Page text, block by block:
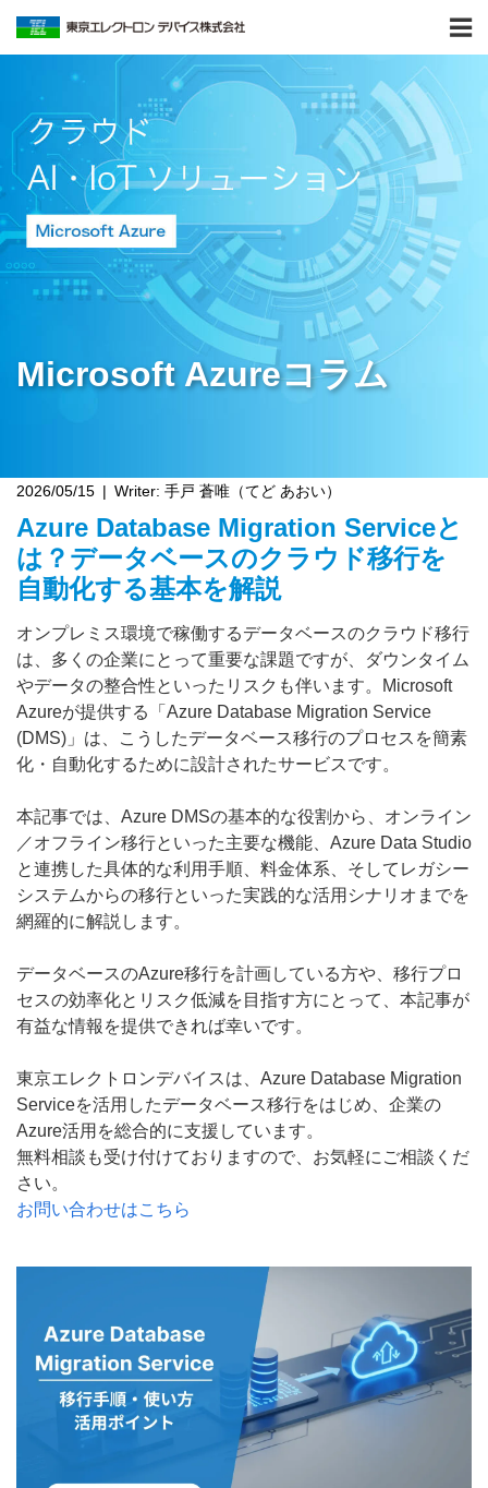
Microsoft Azureコラム
2026/05/15 Writer: 手戸 蒼唯（てど あおい）
Azure Database Migration Serviceと
は？データベースのクラウド移行を
自動化する基本を解説
オンプレミス環境で稼働するデータベースのクラウド移行
は、多くの企業にとって重要な課題ですが、ダウンタイム
やデータの整合性といったリスクも伴います。Microsoft
Azureが提供する「Azure Database Migration Service
(DMS)」は、こうしたデータベース移行のプロセスを簡素
化・自動化するために設計されたサービスです。
本記事では、Azure DMSの基本的な役割から、オンライン
／オフライン移行といった主要な機能、Azure Data Studio
と連携した具体的な利用手順、料金体系、そしてレガシー
システムからの移行といった実践的な活用シナリオまでを
網羅的に解説します。
データベースのAzure移行を計画している方や、移行プロ
セスの効率化とリスク低減を目指す方にとって、本記事が
有益な情報を提供できれば幸いです。
東京エレクトロンデバイスは、Azure Database Migration
Serviceを活用したデータベース移行をはじめ、企業の
Azure活用を総合的に支援しています。
無料相談も受け付けておりますので、お気軽にご相談くだ
さい。
お問い合わせはこちら